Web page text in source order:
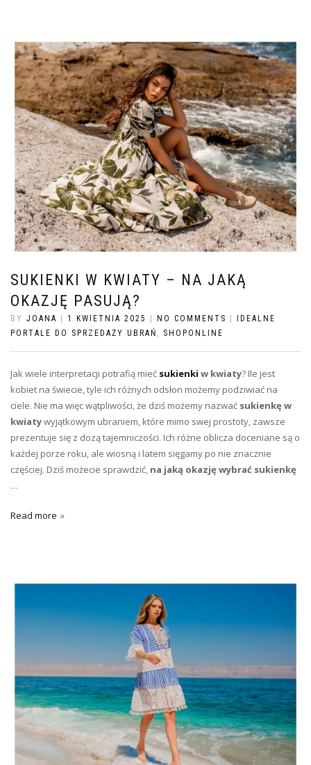
SUKIENKI W KWIATY – NA JAKĄ
OKAZJĘ PASUJĄ?
BY JOANA | 1 KWIETNIA 2025 | NO COMMENTS | IDEALNE
PORTALE DO SPRZEDAŻY UBRAŃ
SHOPONLINE
Jak wiele interpretacji potrafią mieć sukienki w kwiaty? Ile jest
kobiet na świecie, tyle ich różnych odsłon możemy podziwiać na
ciele. Nie ma więc wątpliwości, że dziś możemy nazwać sukienkę w
kwiatywyjątkowym ubraniem, które mimo swej prostoty, zawsze
prezentuje się z dozą tajemniczości. Ich różne oblicza doceniane są o
każdej porze roku, ale wiosną i latem sięgamy po nie znacznie
częściej. Dziś możecie sprawdzić, na jaką okazję wybrać sukienkę
…
Read more